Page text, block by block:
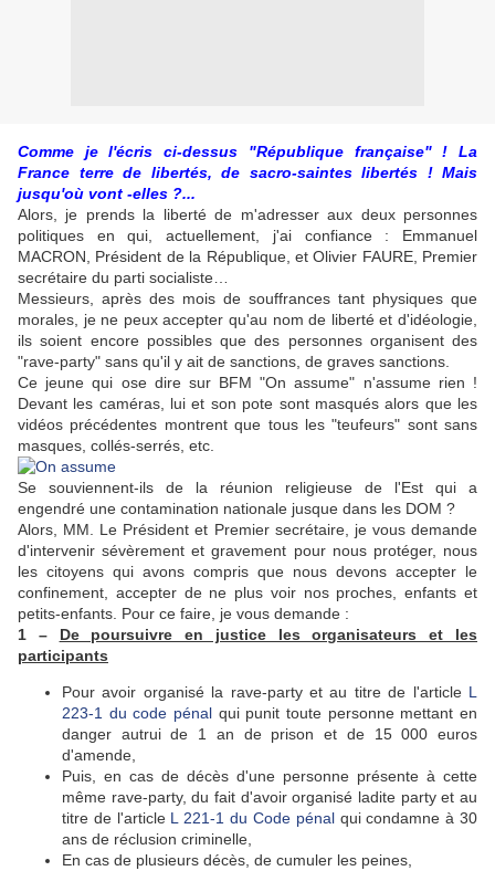
Comme je l'écris ci-dessus "République française" ! La
France terre de libertés, de sacro-saintes libertés ! Mais
jusqu'où vont -elles ?...
Alors, je prends la liberté de m'adresser aux deux personnes
politiques en qui, actuellement, j'ai confiance : Emmanuel
MACRON, Président de la République, et Olivier FAURE, Premier
secrétaire du parti socialiste…
Messieurs, après des mois de souffrances tant physiques que
morales, je ne peux accepter qu'au nom de liberté et d'idéologie,
ils soient encore possibles que des personnes organisent des
"rave-party" sans qu'il y ait de sanctions, de graves sanctions.
Ce jeune qui ose dire sur BFM "On assume" n'assume rien !
Devant les caméras, lui et son pote sont masqués alors que les
vidéos précédentes montrent que tous les "teufeurs" sont sans
masques, collés-serrés, etc.
Se souviennent-ils de la réunion religieuse de l'Est qui a
engendré une contamination nationale jusque dans les DOM ?
Alors, MM. Le Président et Premier secrétaire, je vous demande
d'intervenir sévèrement et gravement pour nous protéger, nous
les citoyens qui avons compris que nous devons accepter le
confinement, accepter de ne plus voir nos proches, enfants et
petits-enfants. Pour ce faire, je vous demande :
1 – De poursuivre en justice les organisateurs et les
participants
Pour avoir organisé la rave-party et au titre de l'article L
223-1 du code pénal qui punit toute personne mettant en
danger autrui de 1 an de prison et de 15 000 euros
d'amende,
Puis, en cas de décès d'une personne présente à cette
même rave-party, du fait d'avoir organisé ladite party et au
titre de l'article L 221-1 du Code pénalqui condamne à 30
ans de réclusion criminelle,
En cas de plusieurs décès, de cumuler les peines,